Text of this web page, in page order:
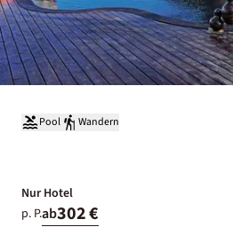
Pool Wandern
Nur Hotel
p. P.ab302 €